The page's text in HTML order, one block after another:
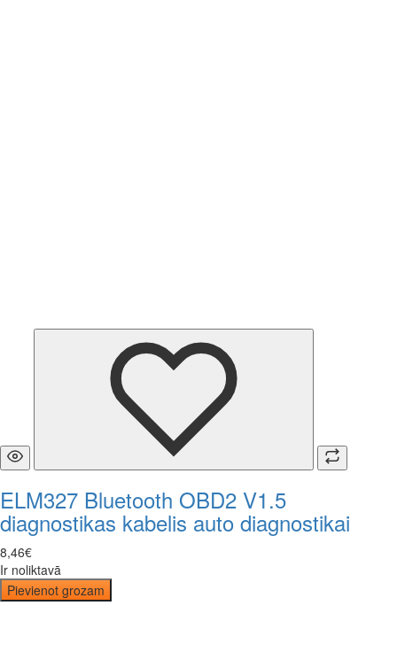
ELM327 Bluetooth OBD2 V1.5
diagnostikas kabelis auto diagnostikai
8,46€
Ir noliktavā
Pievienot grozam